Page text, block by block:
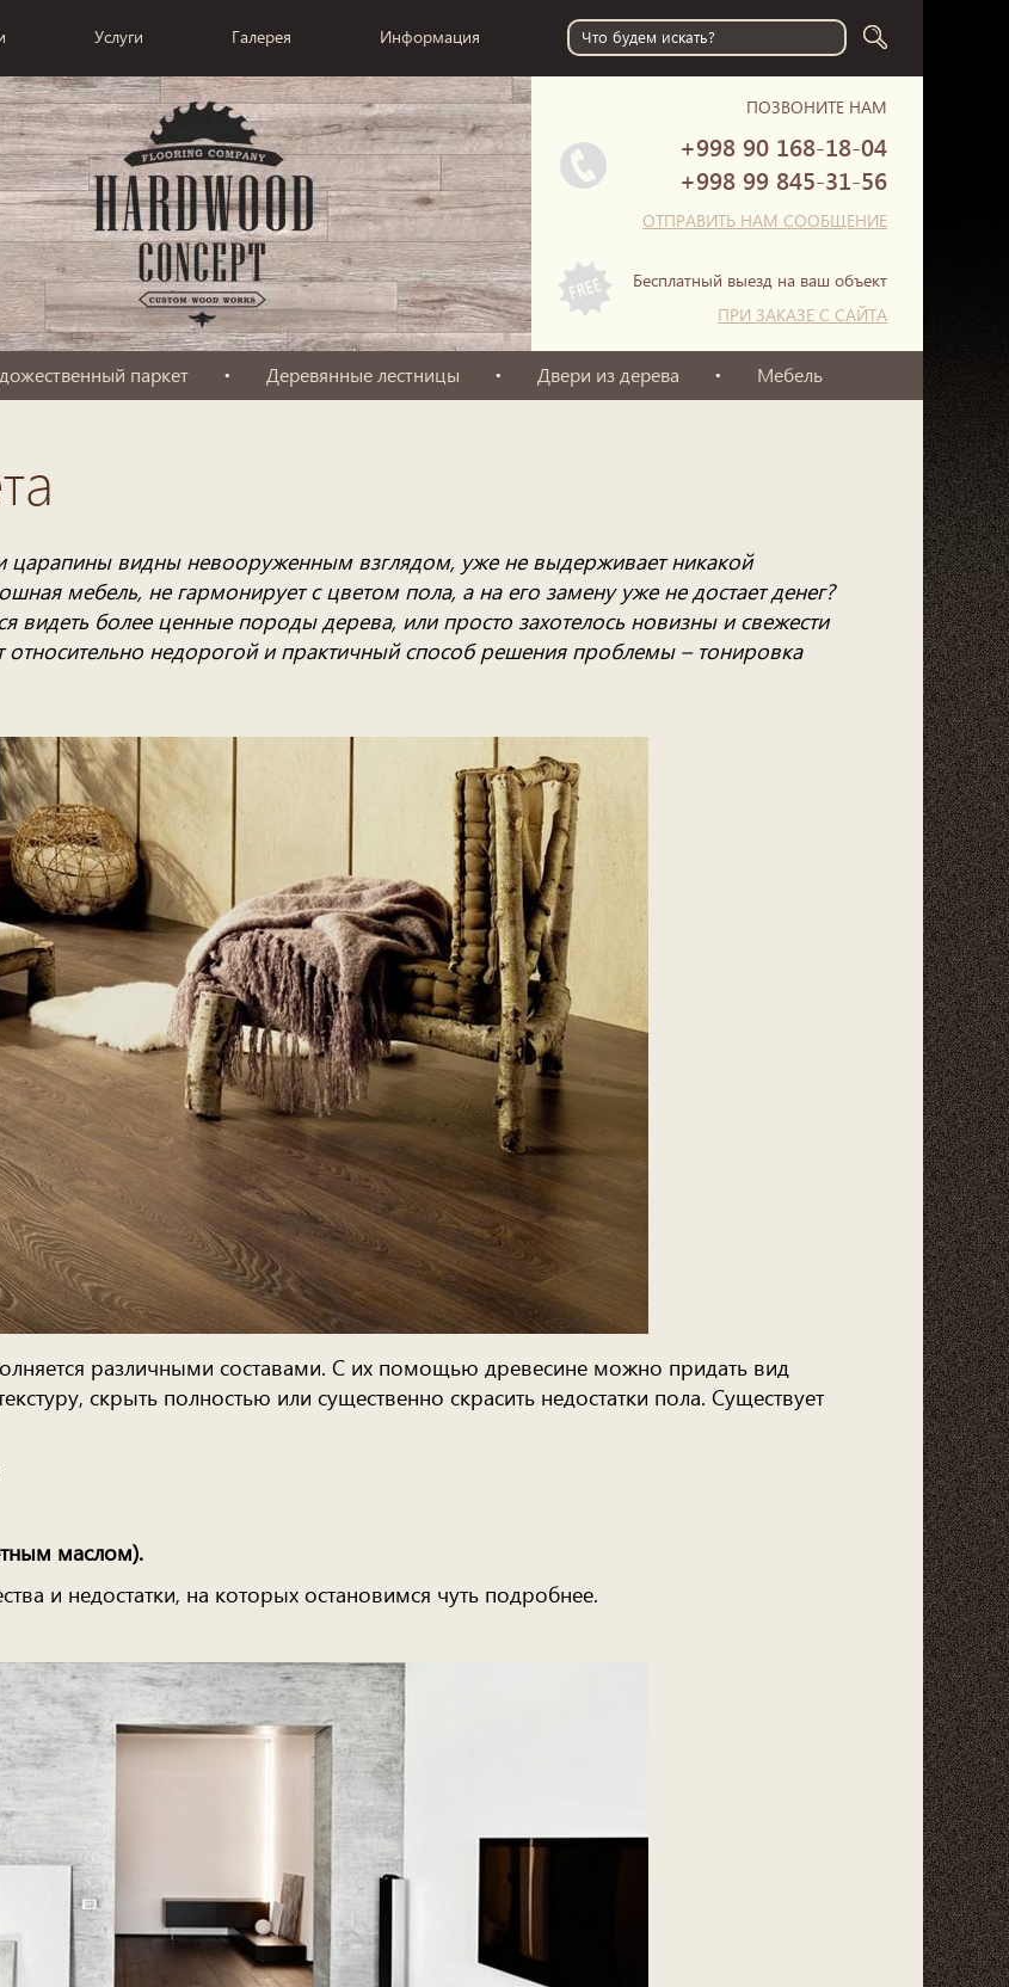
Услуги Галерея Информация
ПОЗВОНИТЕ НАМ
+998 90 168-18-04
+998 99 845-31-56
ОТПРАВИТЬ НАМ СООБЩЕНИЕ
Бесплатный выезд на ваш объект
ПРИ ЗАКАЗЕ С САЙТА
паркет Деревянные лестницы Двери из дерева Мебель
царапины видны невооруженным взглядом, уже не выдерживает никакой
мебель, не гармонирует с цветом пола, а на его замену уже не достает денег?
видеть более ценные породы дерева, или просто захотелось новизны и свежести
относительно недорогой и практичный способ решения проблемы – тонировка
различными составами. С их помощью древесине можно придать вид
скрыть полностью или существенно скрасить недостатки пола. Существует
маслом).
и недостатки, на которых остановимся чуть подробнее.